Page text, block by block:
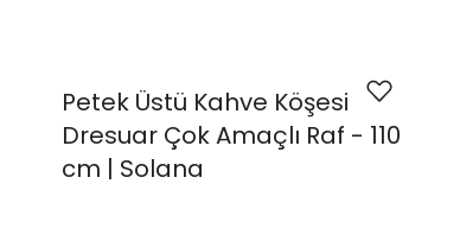
Petek Üstü Kahve Köşesi
Dresuar Çok Amaçlı Raf - 110
cm | Solana